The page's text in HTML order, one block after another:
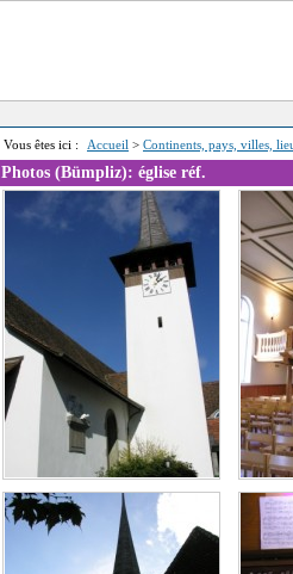
Vous êtes ici : Accueil > Continents, pays, villes,
Photos (Bümpliz): église réf.